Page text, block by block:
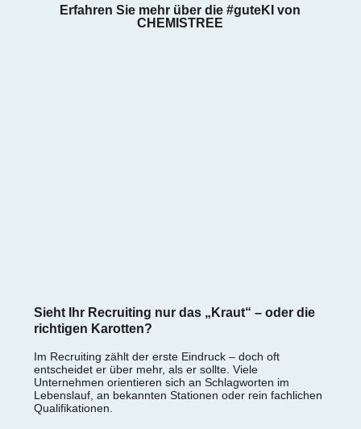
Erfahren Sie mehr über die #guteKI von
CHEMISTREE
Sieht Ihr Recruiting nur das „Kraut“ – oder die
richtigen Karotten?
Im Recruiting zählt der erste Eindruck – doch oft
entscheidet er über mehr, als er sollte. Viele
Unternehmen orientieren sich an Schlagworten im
Lebenslauf, an bekannten Stationen oder rein fachlichen
Qualifikationen.